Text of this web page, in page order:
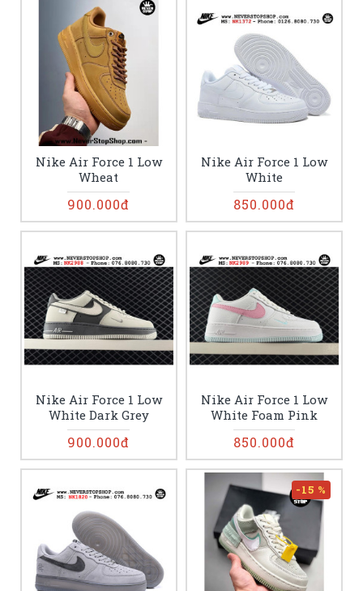
Nike Air Force 1 Low
Wheat
900.000đ
Nike Air Force 1 Low
White
850.000đ
Nike Air Force 1 Low
White Dark Grey
900.000đ
Nike Air Force 1 Low
White Foam Pink
850.000đ
-15 %